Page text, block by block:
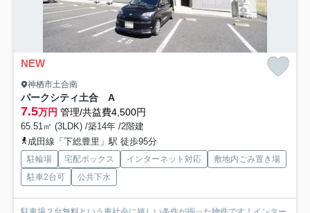
NEW
神栖市土合南
パークシティ土合 A
7.5万円 管理/共益費4,500円
65.51㎡ (3LDK) /築14年 /2階建
成田線「下総豊里」駅 徒歩95分
駐輪場 宅配ボックス インターネット対応
敷地内ごみ置き場
駐車2台可
公共下水